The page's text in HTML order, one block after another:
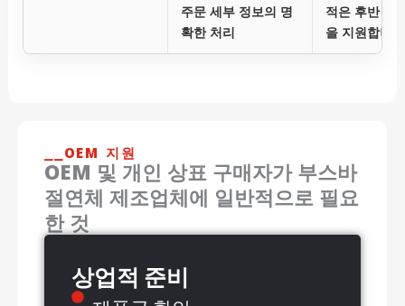
주문 세부 정보의 명
확한 처리
적은 후반 단
을 지원합니
⎯⎯OEM 지원
OEM 및 개인 상표 구매자가 부스바
절연체 제조업체에 일반적으로 필요
한 것
상업적 준비